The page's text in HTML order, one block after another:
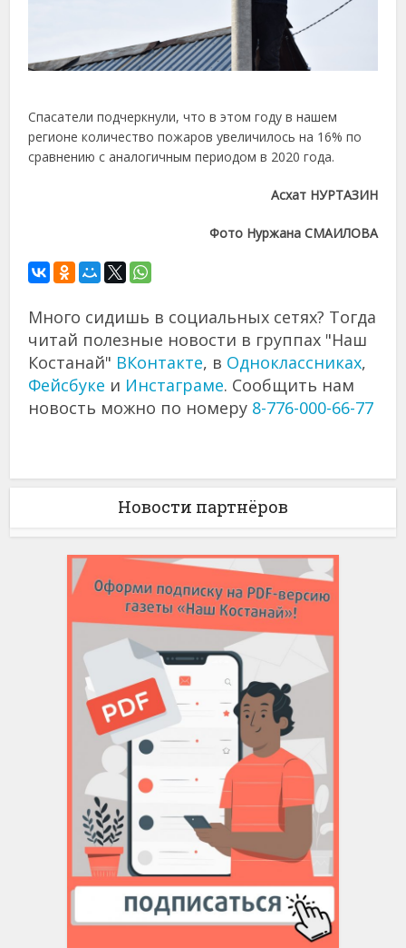
Спасатели подчеркнули, что в этом году в нашем
регионе количество пожаров увеличилось на 16% по
сравнению с аналогичным периодом в 2020 года.
Асхат НУРТАЗИН
Фото Нуржана СМАИЛОВА
Много сидишь в социальных сетях? Тогда
читай полезные новости в группах "Наш
Костанай" ВКонтакте, в Одноклассниках,
Фейсбуке и Инстаграме. Сообщить нам
новость можно по номеру 8-776-000-66-77
Новости партнёров